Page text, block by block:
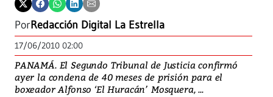
PorRedacción Digital La Estrella
17/06/2010 02:00
PANAMÁ. El Segundo Tribunal de Justicia confirmó
ayer la condena de 40 meses de prisión para el
boxeador Alfonso ‘El Huracán’ Mosquera, ...